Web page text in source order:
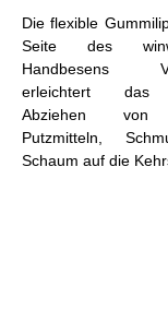
Die flexible
Seite des
Handbesens V-
erleichtert das
Abziehen von
Putzmitteln,
Schaum auf die